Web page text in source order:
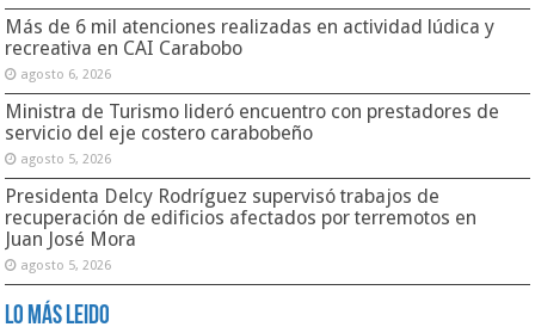
Más de 6 mil atenciones realizadas en actividad lúdica y
recreativa en CAI Carabobo
agosto 6, 2026
Ministra de Turismo lideró encuentro con prestadores de
servicio del eje costero carabobeño
agosto 5, 2026
Presidenta Delcy Rodríguez supervisó trabajos de
recuperación de edificios afectados por terremotos en
Juan José Mora
agosto 5, 2026
Lo Más Leido